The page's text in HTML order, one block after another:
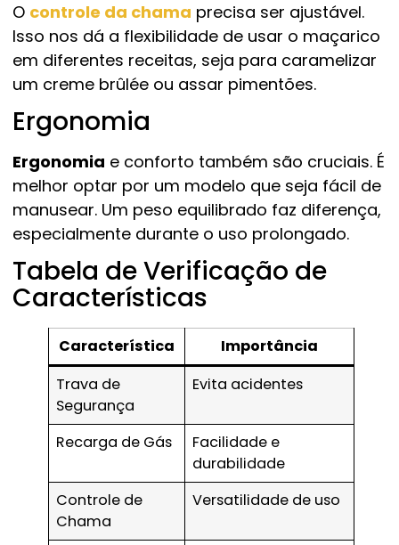
O controle da chama precisa ser ajustável.
Isso nos dá a flexibilidade de usar o maçarico
em diferentes receitas, seja para caramelizar
um creme brûlée ou assar pimentões.
Ergonomia
Ergonomia e conforto também são cruciais. É
melhor optar por um modelo que seja fácil de
manusear. Um peso equilibrado faz diferença,
especialmente durante o uso prolongado.
Tabela de Verificação de
Características
Característica
Importância
Trava de
Segurança
Evita acidentes
Recarga de Gás
Facilidade e
durabilidade
Controle de
Chama
Versatilidade de uso